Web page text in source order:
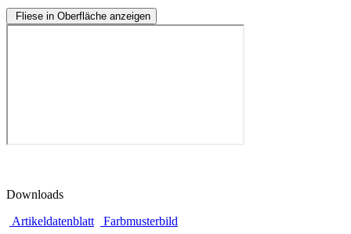
Fliese in Oberfläche anzeigen
Downloads
Artikeldatenblatt
Farbmusterbild